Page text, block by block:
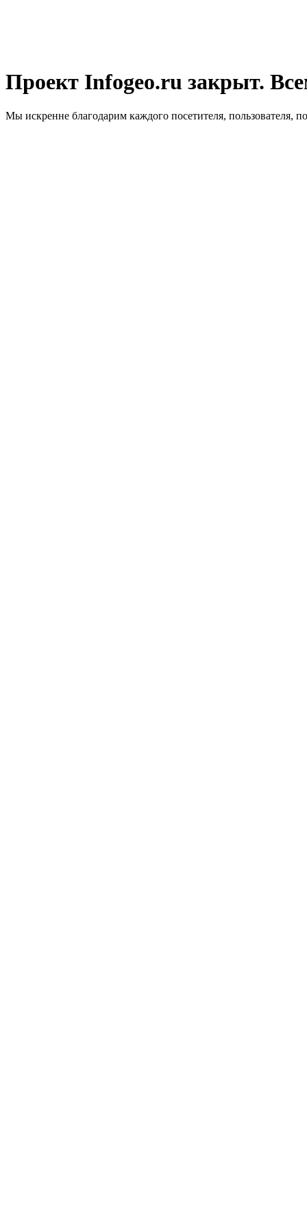
Проект Infogeo.ru закрыт.
Мы искренне благодарим каждого посетителя, пользователя,